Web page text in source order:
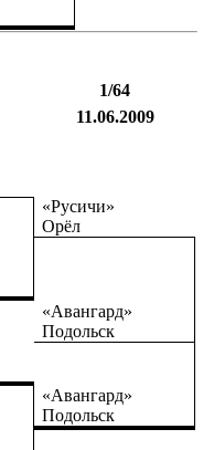
1/64
11.06.2009
«Русичи»
Орёл
«Авангард»
Подольск
«Авангард»
Подольск